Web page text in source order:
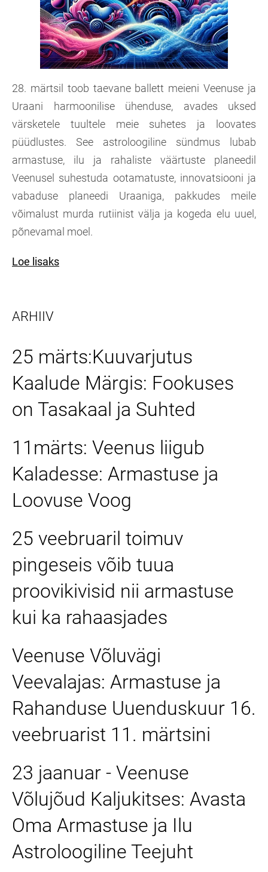
28. märtsil toob taevane ballett meieni Veenuse ja
Uraani harmoonilise ühenduse, avades uksed
värsketele tuultele meie suhetes ja loovates
püüdlustes. See astroloogiline sündmus lubab
armastuse, ilu ja rahaliste väärtuste planeedil
Veenusel suhestuda ootamatuste, innovatsiooni ja
vabaduse planeedi Uraaniga, pakkudes meile
võimalust murda rutiinist välja ja kogeda elu uuel,
põnevamal moel.
Loe lisaks
ARHIIV
25 märts:Kuuvarjutus
Kaalude Märgis: Fookuses
on Tasakaal ja Suhted
11märts: Veenus liigub
Kaladesse: Armastuse ja
Loovuse Voog
25 veebruaril toimuv
pingeseis võib tuua
proovikivisid nii armastuse
kui ka rahaasjades
Veenuse Võluvägi
Veevalajas: Armastuse ja
Rahanduse Uuenduskuur 16.
veebruarist 11. märtsini
23 jaanuar - Veenuse
Võlujõud Kaljukitses: Avasta
Oma Armastuse ja Ilu
Astroloogiline Teejuht